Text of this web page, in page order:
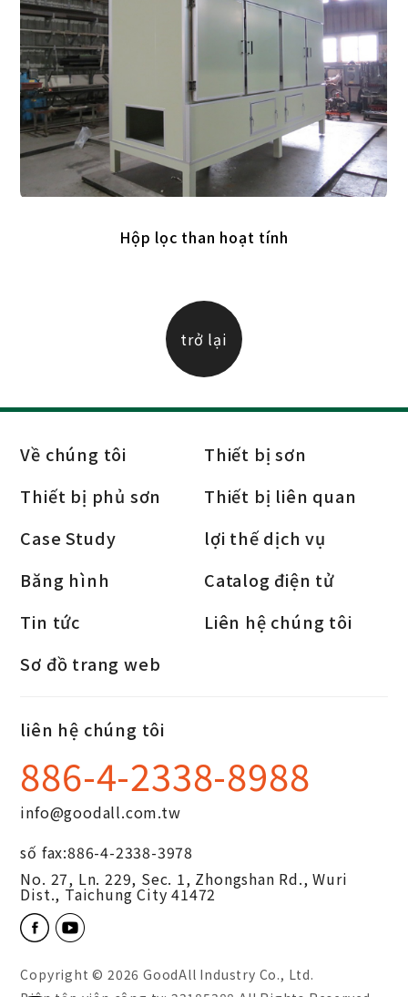
Hộp lọc than hoạt tính
trở lại
Về chúng tôi
Thiết bị sơn
Thiết bị phủ sơn
Thiết bị liên quan
Case Study
lợi thế dịch vụ
Băng hình
Catalog điện tử
Tin tức
Liên hệ chúng tôi
Sơ đồ trang web
liên hệ chúng tôi
886-4-2338-8988
info@goodall.com.tw
số fax:886-4-2338-3978
No. 27, Ln. 229, Sec. 1, Zhongshan Rd., Wuri
Dist., Taichung City 41472
Copyright © 2026 GoodAll Industry Co., Ltd.